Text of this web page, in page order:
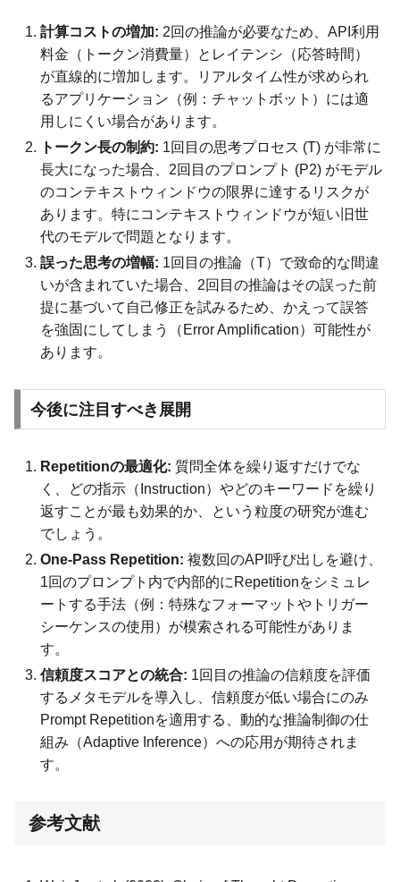
計算コストの増加: 2回の推論が必要なため、API利用
料金（トークン消費量）とレイテンシ（応答時間）
が直線的に増加します。リアルタイム性が求められ
るアプリケーション（例：チャットボット）には適
用しにくい場合があります。
トークン長の制約: 1回目の思考プロセス (T) が非常に
長大になった場合、2回目のプロンプト (P2) がモデル
のコンテキストウィンドウの限界に達するリスクが
あります。特にコンテキストウィンドウが短い旧世
代のモデルで問題となります。
誤った思考の増幅: 1回目の推論（T）で致命的な間違
いが含まれていた場合、2回目の推論はその誤った前
提に基づいて自己修正を試みるため、かえって誤答
を強固にしてしまう（Error Amplification）可能性が
あります。
今後に注目すべき展開
Repetitionの最適化: 質問全体を繰り返すだけでな
く、どの指示（Instruction）やどのキーワードを繰り
返すことが最も効果的か、という粒度の研究が進む
でしょう。
One-Pass Repetition: 複数回のAPI呼び出しを避け、
1回のプロンプト内で内部的にRepetitionをシミュレ
ートする手法（例：特殊なフォーマットやトリガー
シーケンスの使用）が模索される可能性がありま
す。
信頼度スコアとの統合: 1回目の推論の信頼度を評価
するメタモデルを導入し、信頼度が低い場合にのみ
Prompt Repetitionを適用する、動的な推論制御の仕
組み（Adaptive Inference）への応用が期待されま
す。
参考文献